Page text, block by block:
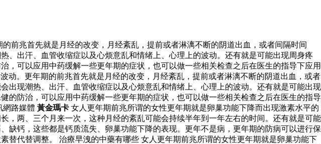
前兆首先就是月经的改变，月经紊乱，提前或者淋漓不断的阴道出血，或者间隔时间
出汗、血管收缩症以及心烦意乱和情绪上、心理上的波动。还有就是可能出现周身疼
可以应用中药缓解一些更年期的症状，也可以做一些相关检查之后在医生的指导下应用
动。更年期的前兆首先就是月经的改变，月经紊乱，提前或者淋漓不断的阴道出血，或者
出现潮热、出汗、血管收缩症以及心烦意乱和情绪上、心理上的波动。还有就是可能出现
的防治，可以应用中药缓解一些更年期的症状，也可以做一些相关检查之后在医生的指导
網路媒體 黃金瑪卡 女人更年期前兆所谓的女性更年期就是卵巢功能下降而出现激素水平的
，两、三个月来一次，这种月经的紊乱可能会持续半年到一年左右的时间。还有就是可能
钙，这些都是钙质流失、卵巢功能下降的表现。更年不是病，更年期的防病可以进行保
代替调整。 治療早洩的中藥有哪些 女人更年期前兆所谓的女性更年期就是卵巢功能下